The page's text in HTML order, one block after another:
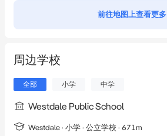
前往地图上查看更多
周边学校
全部 小学 中学
Westdale Public School
Westdale · 小学 · 公立学校 · 671m